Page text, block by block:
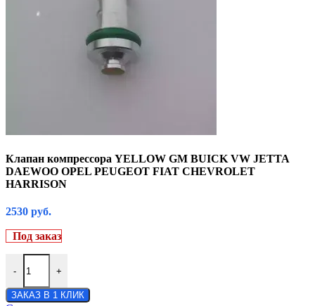
Клапан компрессора YELLOW GM BUICK VW JETTA
DAEWOO OPEL PEUGEOT FIAT CHEVROLET
HARRISON
2530 руб.
Под заказ
- +
ЗАКАЗ В 1 КЛИК